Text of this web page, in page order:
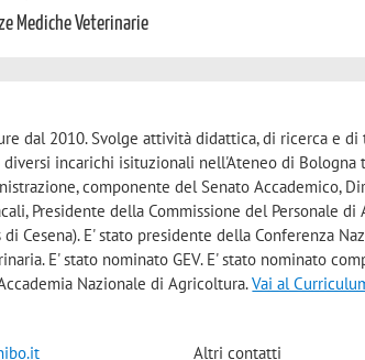
Mediche Veterinarie
dal 2010. Svolge attività didattica, di ricerca e
incarichi isituzionali nell'Ateneo di Bologna
componente del Senato Accademico,
Presidente della Commissione del Personale
di Cesena). E' stato presidente della Conferenza
E' stato nominato GEV. E' stato nominato
Nazionale di Agricoltura.Vai al
Altri contatti